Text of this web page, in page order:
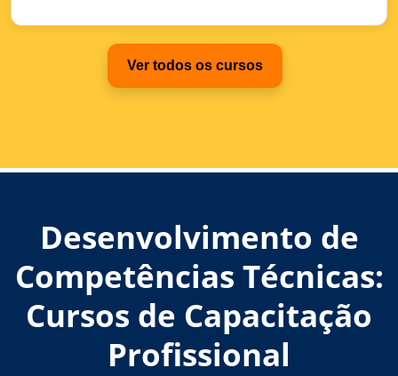
Ver todos os cursos
Desenvolvimento de
Competências Técnicas:
Cursos de Capacitação
Profissional